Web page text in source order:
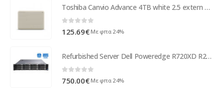
Toshiba Canvio Advance 4TB white 2.5 extern HDTCA40EW3CA
0 out of 5
125.69€ Με φπα 24%
Refurbished Server Dell Poweredge R720XD R2U 2xE5-2650v2/32GB DDR3/No HDD/12xLFF & 2xSFF/2xPSU/No O ( 97408 )
0out of 5
750.00€ Με φπα 24%